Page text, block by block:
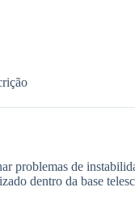
problemas de
dentro da base